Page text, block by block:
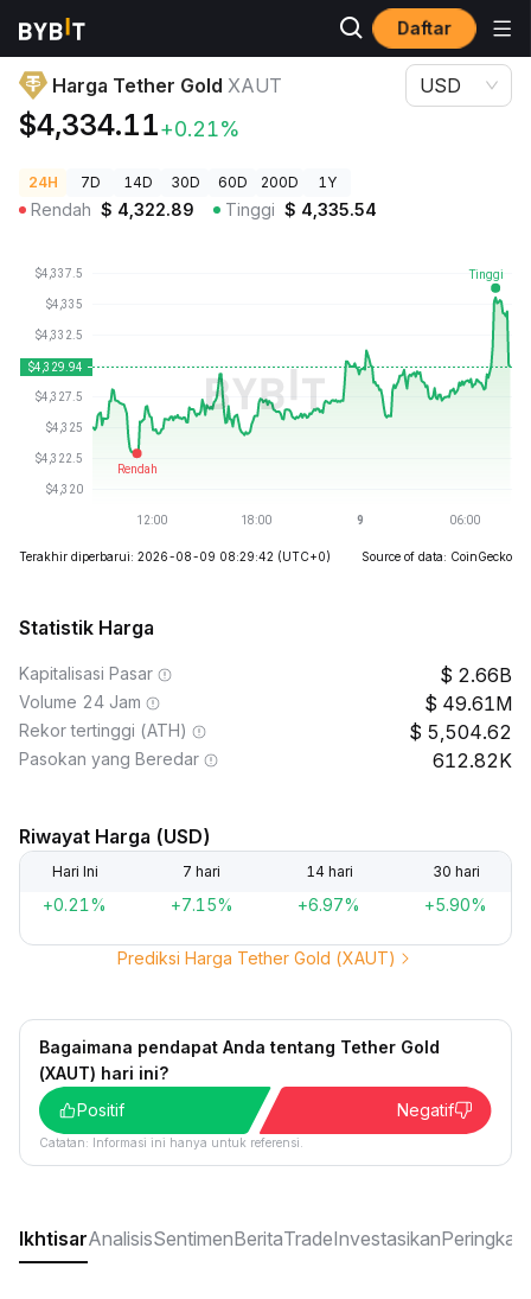
Daftar
Harga Kripto
Harga Tether Gold XAUT
$4,334.11+0.21%
USD
24H 7D 14D 30D 60D 200D 1Y
Rendah $ 4,322.89 Tinggi $ 4,335.54
Terakhir diperbarui: 2026-08-09 08:29:42 (UTC+0) Source of data: CoinGecko
Statistik Harga
Kapitalisasi Pasar 2.66B
Volume 24 Jam 49.61M
Rekor tertinggi (ATH) 5,504.62
Pasokan yang Beredar 612.82K
Riwayat Harga (USD)
Hari Ini 7 hari 14 hari 30 hari
+0.21% +7.15% +6.97% +5.90%
Prediksi Harga Tether Gold (XAUT)
Bagaimana pendapat Anda tentang Tether Gold
(XAUT) hari ini?
Positif
Negatif
Catatan: Informasi ini hanya untuk referensi.
IkhtisarAnalisisSentimenBeritaTradeInvestasikanPeringkat